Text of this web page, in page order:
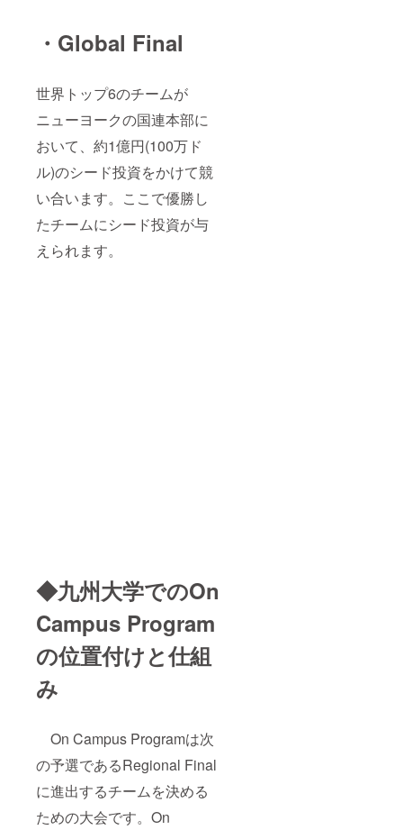
・Global Final
世界トップ6のチームが
ニューヨークの国連本部に
おいて、約1億円(100万ド
ル)のシード投資をかけて競
い合います。ここで優勝し
たチームにシード投資が与
えられます。
◆九州大学でのOn
Campus Program
の位置付けと仕組
み
On Campus Programは次
の予選であるRegional Final
に進出するチームを決める
ための大会です。On